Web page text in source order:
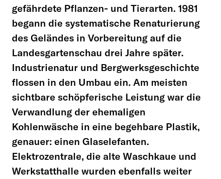
gefährdete Pflanzen- und Tierarten. 1981
begann die systematische Renaturierung
des Geländes in Vorbereitung auf die
Landesgartenschau drei Jahre später.
Industrienatur und Bergwerksgeschichte
flossen in den Umbau ein. Am meisten
sichtbare schöpferische Leistung war die
Verwandlung der ehemaligen
Kohlenwäsche in eine begehbare Plastik,
genauer: einen Glaselefanten.
Elektrozentrale, die alte Waschkaue und
Werkstatthalle wurden ebenfalls weiter